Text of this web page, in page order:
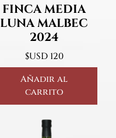
FINCA MEDIA
LUNA MALBEC
2024
$USD120
Añadir al
carrito